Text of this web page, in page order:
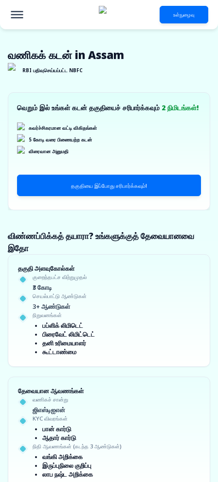
உள்நுழைவு
வணிகக் கடன் in Assam
RBI பதிவுசெய்யப்பட்ட NBFC
வெறும் இல் உங்கள் கடன் தகுதியைச் சரிபார்க்கவும் 2 நிமிடங்கள்!
கவர்ச்சிகரமான வட்டி விகிதங்கள்
5 கோடி வரை பிணையற்ற கடன்
விரைவான அனுமதி
தகுதியை இப்போது சரிபார்க்கவும்!
விண்ணப்பிக்கத் தயாரா? உங்களுக்குத் தேவையானவை
இதோ
தகுதி அளவுகோல்கள்
குறைந்தபட்ச விற்றுமுதல்
₹3 கோடி
செயல்பாட்டு ஆண்டுகள்
3+ ஆண்டுகள்
நிறுவனங்கள்
பப்ளிக் லிமிடெட்
பிரைவேட் லிமிட்டெட்
தனி உரிமையாளர்
கூட்டாண்மை
தேவையான ஆவணங்கள்
வணிகச் சான்று
ஜிஎஸ்டிஐஎன்
KYC விவரங்கள்
பான் கார்டு
ஆதார் கார்டு
நிதி ஆவணங்கள் (கடந்த 3 ஆண்டுகள்)
வங்கி அறிக்கை
இருப்புநிலை குறிப்பு
லாப நஷ்ட அறிக்கை